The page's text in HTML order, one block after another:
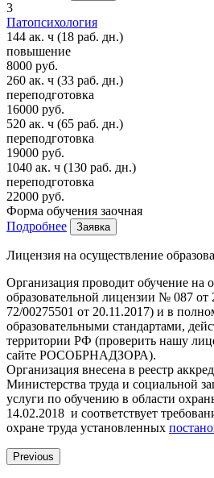
3
Патопсихология
144 ак. ч (18 раб. дн.)
повышение
8000 руб.
260 ак. ч (33 раб. дн.)
переподготовка
16000 руб.
520 ак. ч (65 раб. дн.)
переподготовка
19000 руб.
1040 ак. ч (130 раб. дн.)
переподготовка
22000 руб.
Форма обучения заочная
Подробнее
Заявка
Лицензия на осуществление
Организация проводит обучение на
образовательной лицензии № 087 от
72/00275501 от 20.11.2017) и в
образовательными стандартами,
территории РФ (проверить нашу
сайте РОСОБРНАДЗОРА).
Организация внесена в реестр
Министерства труда и социальной
услуги по обучению в области
14.02.2018 и соответствует
охране труда установленных
Previous